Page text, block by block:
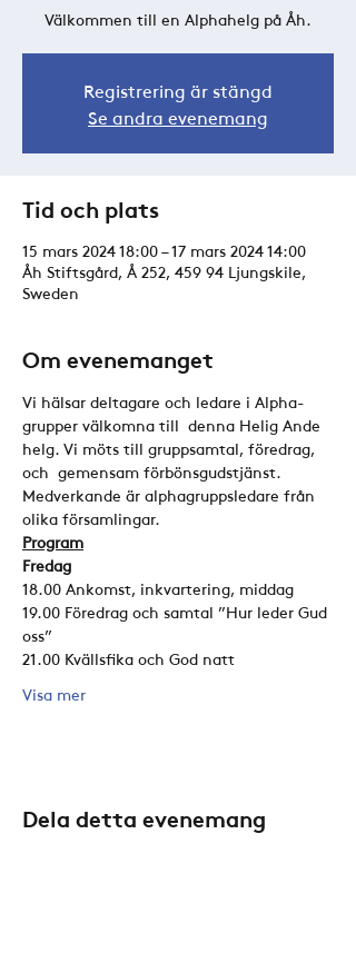
Välkommen till en Alphahelg på Åh.
Registrering är stängd
Se andra evenemang
Tid och plats
15 mars 2024 18:00 – 17 mars 2024 14:00
Åh Stiftsgård, Å 252, 459 94 Ljungskile,
Sweden
Om evenemanget
Vi hälsar deltagare och ledare i Alpha-
grupper välkomna till  denna Helig Ande
helg. Vi möts till gruppsamtal, föredrag,
och  gemensam förbönsgudstjänst.
Medverkande är alphagruppsledare från
olika församlingar.
Program
Fredag
18.00 Ankomst, inkvartering, middag
19.00 Föredrag och samtal ”Hur leder Gud
oss”
21.00 Kvällsfika och God natt
Visa mer
Dela detta evenemang